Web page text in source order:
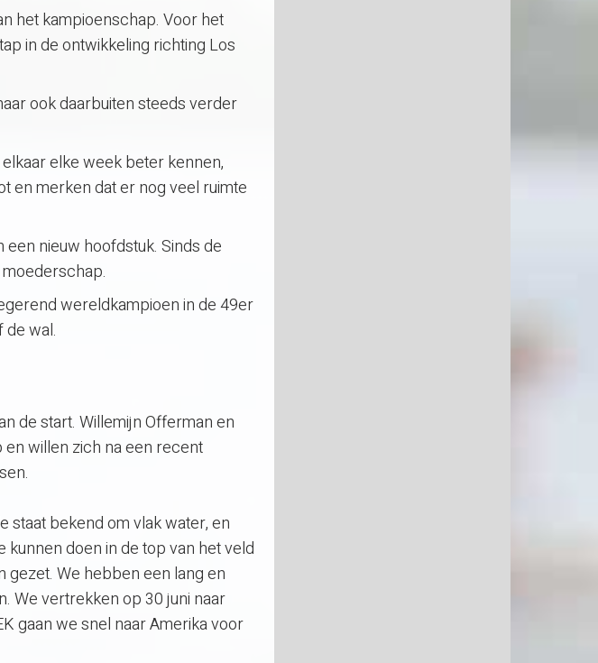
het kampioenschap. Voor het
in de ontwikkeling richting Los
ook daarbuiten steeds verder
elke week beter kennen,
en merken dat er nog veel ruimte
nieuw hoofdstuk. Sinds de
wereldkampioen in de 49er
de wal.
de start. Willemijn Offerman en
willen zich na een recent
staat bekend om vlak water, en
doen in de top van het veld
We hebben een lang en
We vertrekken op 30 juni naar
gaan we snel naar Amerika voor